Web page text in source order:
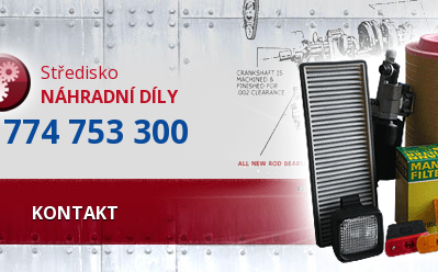
Středisko
NÁHRADNÍ DÍLY
774 753 300
Skip
to
content
KONTAKT